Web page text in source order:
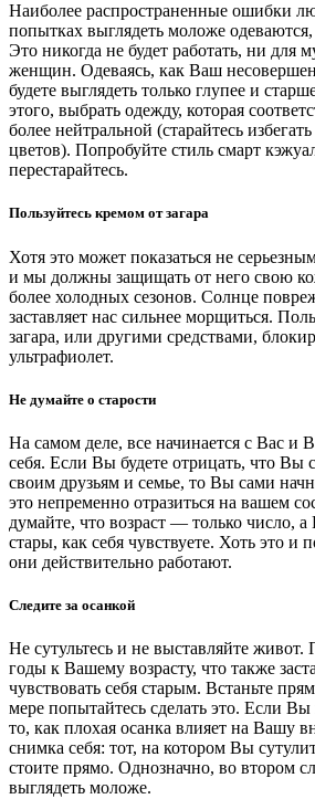
Наиболее распространенные ошибки
попытках выглядеть моложе
Это никогда не будет работать, ни для
женщин. Одеваясь, как Ваш
будете выглядеть только глупее и
этого, выбрать одежду, которая
более нейтральной (старайтесь
цветов). Попробуйте стиль смарт
перестарайтесь.
Пользуйтесь кремом от загара
Хотя это может показаться не
и мы должны защищать от него свою
более холодных сезонов. Солнце
заставляет нас сильнее морщиться.
загара, или другими средствами,
ультрафиолет.
Не думайте о старости
На самом деле, все начинается с Вас и
себя. Если Вы будете отрицать, что Вы
своим друзьям и семье, то Вы сами
это непременно отразиться на вашем
думайте, что возраст — только число,
стары, как себя чувствуете. Хоть это и
они действительно работают.
Следите за осанкой
Не сутультесь и не выставляйте живот.
годы к Вашему возрасту, что также
чувствовать себя старым. Встаньте
мере попытайтесь сделать это. Если
то, как плохая осанка влияет на Вашу
снимка себя: тот, на котором Вы
стоите прямо. Однозначно, во втором
выглядеть моложе.